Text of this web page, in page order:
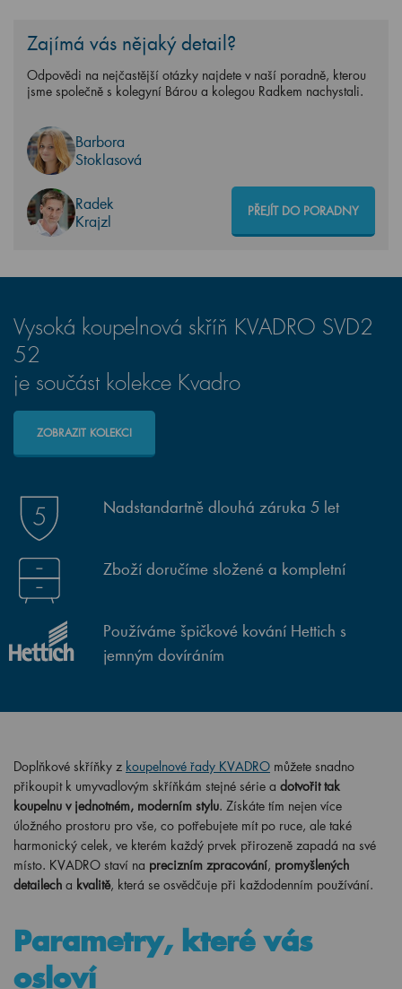
Zajímá vás nějaký detail?
Odpovědi na nejčastější otázky najdete v naší poradně, kterou
jsme společně s kolegyní Bárou a kolegou Radkem nachystali.
Barbora
Stoklasová
Radek
Krajzl
PŘEJÍT DO PORADNY
Vysoká koupelnová skříň KVADRO SVD2
52
je součást kolekce Kvadro
ZOBRAZIT KOLEKCI
Nadstandartně dlouhá záruka 5 let
Zboží doručíme složené a kompletní
Používáme špičkové kování Hettich s
jemným dovíráním
Doplňkové skříňky z koupelnové řady KVADRO můžete snadno
přikoupit k umyvadlovým skříňkám stejné série a dotvořit tak
koupelnu v jednotném, moderním stylu. Získáte tím nejen více
úložného prostoru pro vše, co potřebujete mít po ruce, ale také
harmonický celek, ve kterém každý prvek přirozeně zapadá na své
místo. KVADRO staví na precizním zpracování, promyšlených
detailech a kvalitě, která se osvědčuje při každodenním používání.
Parametry, které vás
osloví